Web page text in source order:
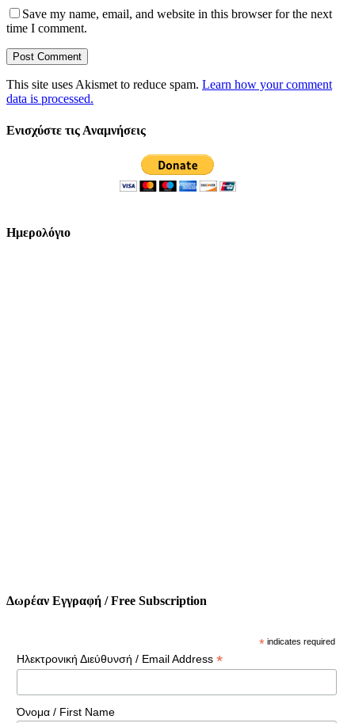
Save my name, email, and website in this browser for the next
time I comment.
This site uses Akismet to reduce spam. Learn how your comment
data is processed.
Ενισχύστε τις Αναμνήσεις
Ημερολόγιο
Δωρέαν Εγγραφή / Free Subscription
* indicates required
Ηλεκτρονική Διεύθυνσή / Email Address *
Όνομα / First Name